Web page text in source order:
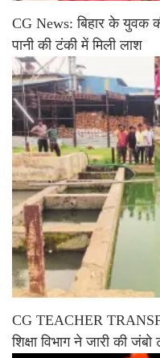
CG News: बिहार के युवक
पानी की टंकी में मिली लाश
CG TEACHER
शिक्षा विभाग ने जारी की